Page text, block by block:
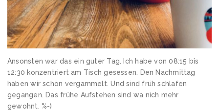
Ansonsten war das ein guter Tag. Ich habe von 08:15 bis
12:30 konzentriert am Tisch gesessen. Den Nachmittag
haben wir schön vergammelt. Und sind früh schlafen
gegangen. Das frühe Aufstehen sind wa nich mehr
gewohnt. %-)